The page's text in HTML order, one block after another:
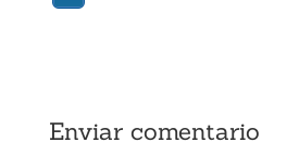
Enviar comentario